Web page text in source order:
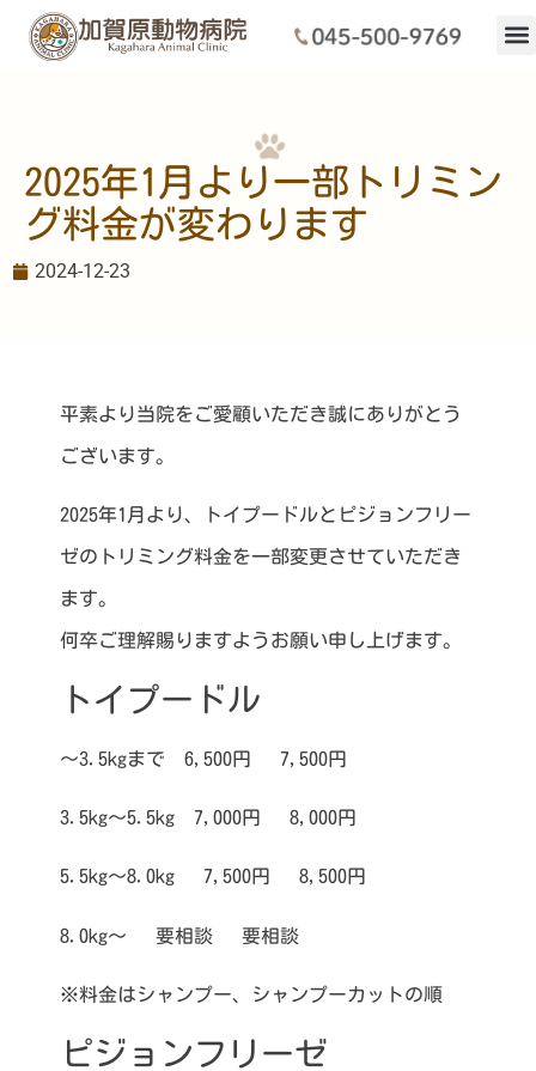
2025年1月より一部トリミン
グ料金が変わります
2024-12-23
平素より当院をご愛顧いただき誠にありがとう
ございます。
2025年1月より、トイプードルとピジョンフリー
ゼのトリミング料金を一部変更させていただき
ます。
何卒ご理解賜りますようお願い申し上げます。
トイプードル
〜3.5kgまで 6,500円 7,500円
3.5kg〜5.5kg 7,000円 8,000円
5.5kg〜8.0kg 7,500円 8,500円
8.0kg〜 要相談 要相談
※料金はシャンプー、シャンプーカットの順
ピジョンフリーゼ